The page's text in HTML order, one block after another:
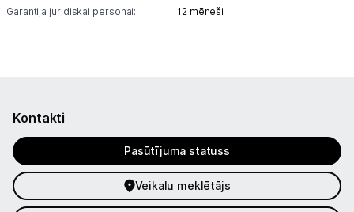
Garantija juridiskai personai: 12 mēneši
Kontakti
Pasūtījuma statuss
Veikalu meklētājs